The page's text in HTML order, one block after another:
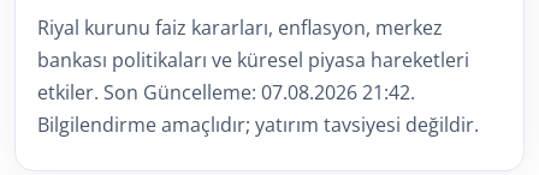
Riyal kurunu faiz kararları, enflasyon, merkez
bankası politikaları ve küresel piyasa hareketleri
etkiler. Son Güncelleme: 07.08.2026 21:42.
Bilgilendirme amaçlıdır; yatırım tavsiyesi değildir.